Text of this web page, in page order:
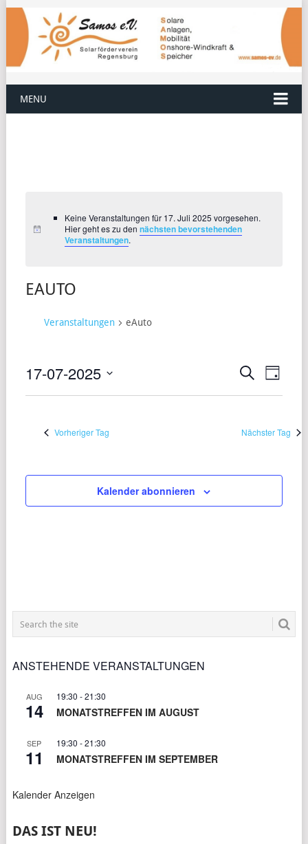
MENU
Keine Veranstaltungen für 17. Juli 2025 vorgesehen.
Hier geht es zu dennächsten bevorstehenden
Veranstaltungen.
EAUTO
Veranstaltungen eAuto
SUCHE
Suche
Tag
17-07-2025
Vorheriger Tag Nächster Tag
Kalender abonnieren
ANSTEHENDE VERANSTALTUNGEN
AUG
14
19:30 -21:30
MONATSTREFFEN IM AUGUST
SEP
11
19:30 -21:30
MONATSTREFFEN IM SEPTEMBER
Kalender Anzeigen
DAS IST NEU!